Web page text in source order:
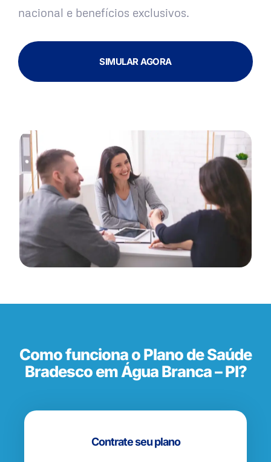
nacional e benefícios exclusivos.
SIMULAR AGORA
Como funciona o Plano de Saúde
Bradesco em Água Branca – PI?
Contrate seu plano